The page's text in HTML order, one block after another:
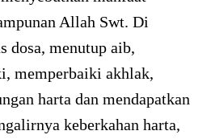
Allah Swt. Di
dosa, menutup aib,
memperbaiki akhlak,
harta dan mendapatkan
keberkahan harta,